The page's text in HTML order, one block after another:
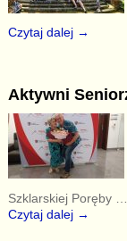
Czytaj dalej →
Aktywni
Szklarskiej Poręby
Czytaj dalej →